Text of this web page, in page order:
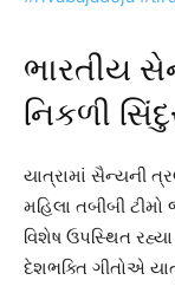
ભારતીય
નિકળી
યાત્રામાં સૈન્યની
મહિલા તબીબી
વિશેષ ઉપસ્થિત
દેશભક્તિ ગીતોએ